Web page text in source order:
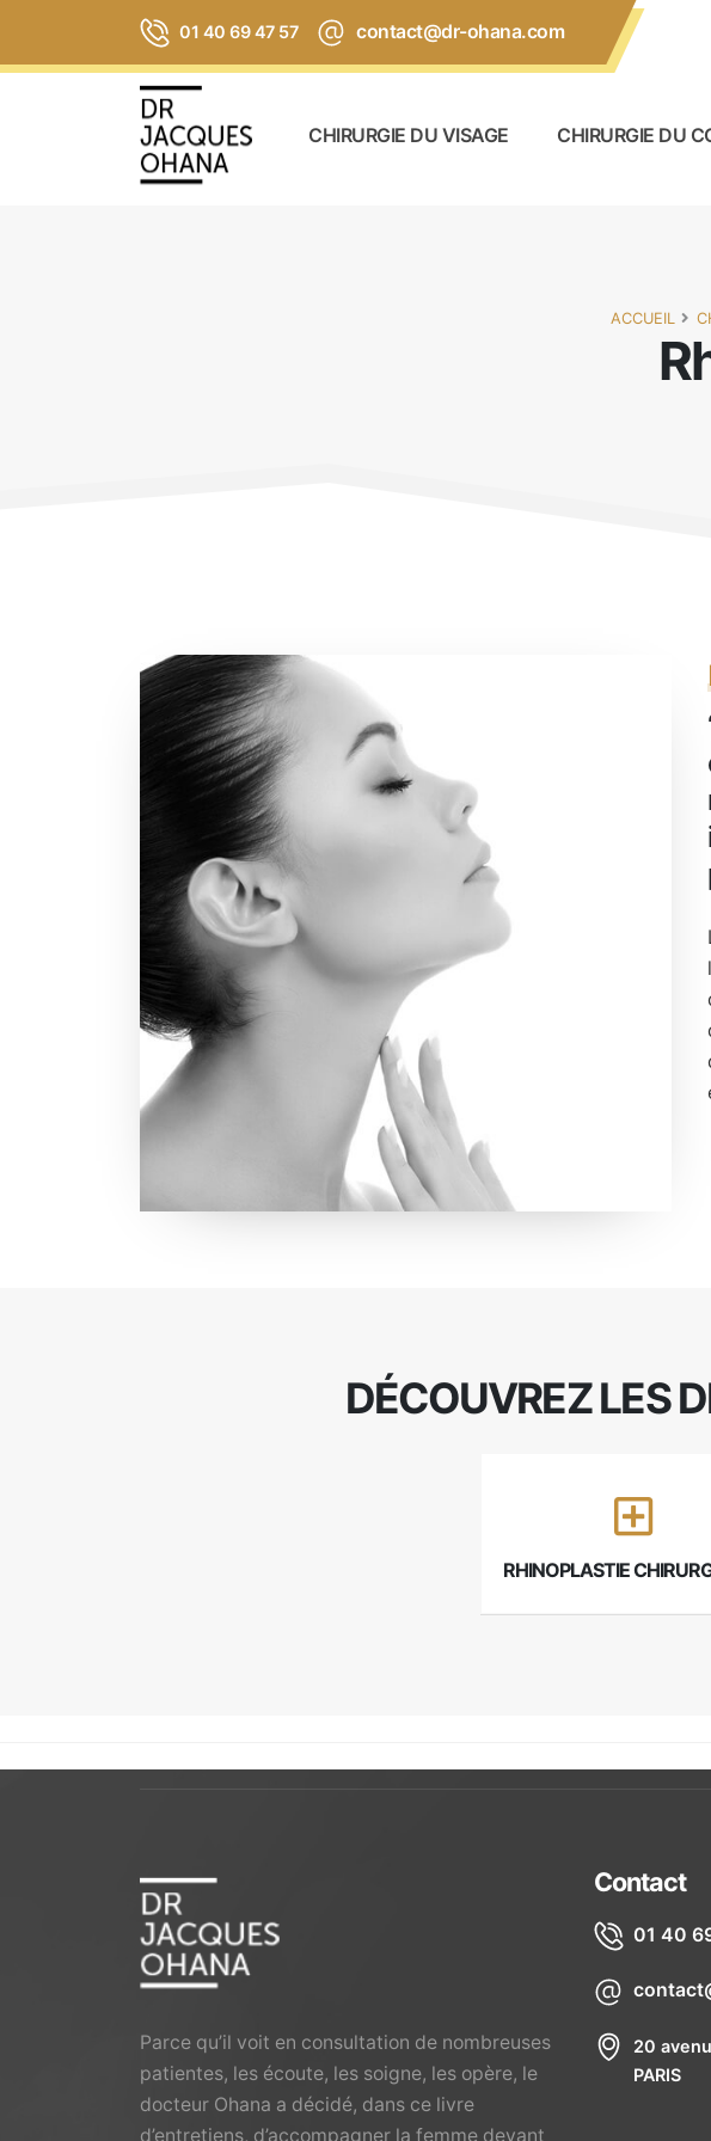
01 40 69 47 57 contact@dr-ohana.com
CHIRURGIE DU VISAGE CHIRURGIE DU
ACCUEIL
DÉCOUVREZ LES
RHINOPLASTIE
Parce qu’il voit en consultation de nombreuses
patientes, les écoute, les soigne, les opère, le
docteur Ohana a décidé, dans ce livre
d’entretiens, d’accompagner la femme devant
Contact
01 40
20
PARIS